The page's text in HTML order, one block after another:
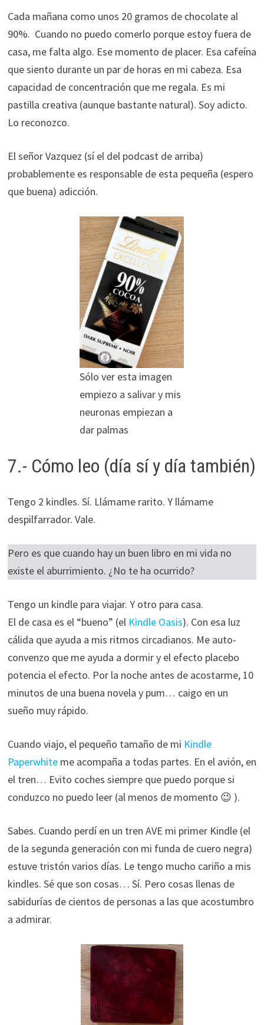
Cada mañana como unos 20 gramos de chocolate al
90%. Cuando no puedo comerlo porque estoy fuera de
casa, me falta algo. Ese momento de placer. Esa cafeína
que siento durante un par de horas en mi cabeza. Esa
capacidad de concentración que me regala. Es mi
pastilla creativa (aunque bastante natural). Soy adicto.
Lo reconozco.
El señor Vazquez (sí el del podcast de arriba)
probablemente es responsable de esta pequeña (espero
que buena) adicción.
Sólo ver esta imagen
empiezo a salivar y mis
neuronas empiezan a
dar palmas
7.- Cómo leo (día sí y día también)
Tengo 2 kindles. Sí. Llámame rarito. Y llámame
despilfarrador. Vale.
Pero es que cuando hay un buen libro en mi vida no
existe el aburrimiento. ¿No te ha ocurrido?
Tengo un kindle para viajar. Y otro para casa.
El de casa es el “bueno” (el Kindle Oasis). Con esa luz
cálida que ayuda a mis ritmos circadianos. Me auto-
convenzo que me ayuda a dormir y el efecto placebo
potencia el efecto. Por la noche antes de acostarme, 10
minutos de una buena novela y pum… caigo en un
sueño muy rápido.
Cuando viajo, el pequeño tamaño de mi Kindle
Paperwhiteme acompaña a todas partes. En el avión, en
el tren… Evito coches siempre que puedo porque si
conduzco no puedo leer (al menos de momento 😉 ).
Sabes. Cuando perdí en un tren AVE mi primer Kindle (el
de la segunda generación con mi funda de cuero negra)
estuve tristón varios días. Le tengo mucho cariño a mis
kindles. Sé que son cosas… Sí. Pero cosas llenas de
sabidurías de cientos de personas a las que acostumbro
a admirar.